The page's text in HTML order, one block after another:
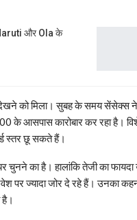
और Ola के
को मिला। सुबह के समय सेंसेक्स
आसपास कारोबार कर रहा है।
स्तर छू सकते हैं।
का है। हालांकि तेजी का फायदा
पर ज्यादा जोर दे रहे हैं। उनका
है।